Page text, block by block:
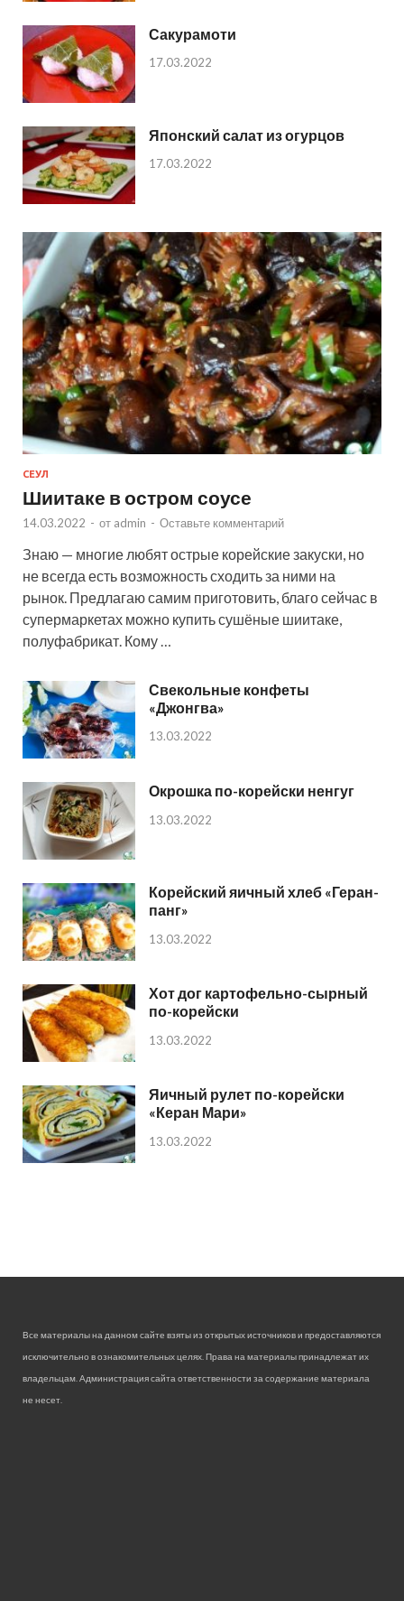
Сакурамоти
17.03.2022
Японский салат из огурцов
17.03.2022
СЕУЛ
Шиитаке в остром соусе
14.03.2022 - от admin - Оставьте комментарий
Знаю — многие любят острые корейские закуски, но
не всегда есть возможность сходить за ними на
рынок. Предлагаю самим приготовить, благо сейчас в
супермаркетах можно купить сушёные шиитаке,
полуфабрикат. Кому …
Свекольные конфеты
«Джонгва»
13.03.2022
Окрошка по-корейски ненгуг
13.03.2022
Корейский яичный хлеб «Геран-
панг»
13.03.2022
Хот дог картофельно-сырный
по-корейски
13.03.2022
Яичный рулет по-корейски
«Керан Мари»
13.03.2022
Все материалы на данном сайте взяты из открытых источников и предоставляются
исключительно в ознакомительных целях. Права на материалы принадлежат их
владельцам. Администрация сайта ответственности за содержание материала
не несет.